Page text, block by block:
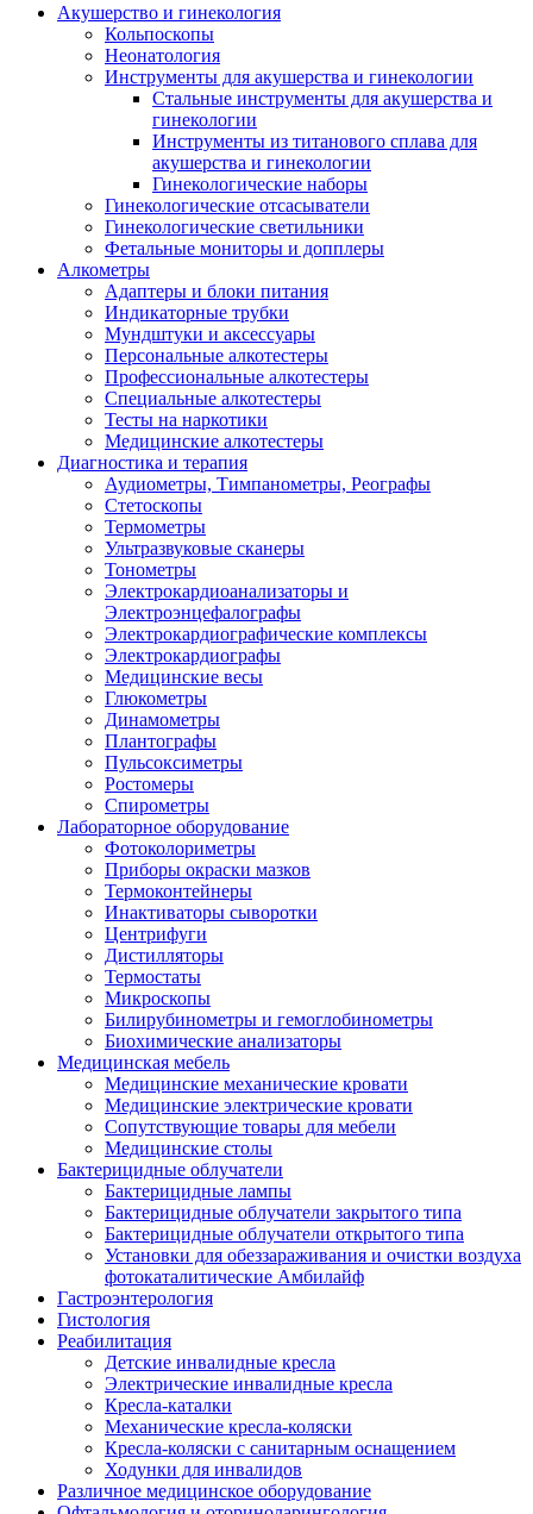
Акушерство и гинекология
Кольпоскопы
Неонатология
Инструменты для акушерства и гинекологии
Стальные инструменты для акушерства и
гинекологии
Инструменты из титанового сплава для
акушерства и гинекологии
Гинекологические наборы
Гинекологические отсасыватели
Гинекологические светильники
Фетальные мониторы и допплеры
Алкометры
Адаптеры и блоки питания
Индикаторные трубки
Мундштуки и аксессуары
Персональные алкотестеры
Профессиональные алкотестеры
Специальные алкотестеры
Тесты на наркотики
Медицинские алкотестеры
Диагностика и терапия
Аудиометры, Тимпанометры, Реографы
Стетоскопы
Термометры
Ультразвуковые сканеры
Тонометры
Электрокардиоанализаторы и
Электроэнцефалографы
Электрокардиографические комплексы
Электрокардиографы
Медицинские весы
Глюкометры
Динамометры
Плантографы
Пульсоксиметры
Ростомеры
Спирометры
Лабораторное оборудование
Фотоколориметры
Приборы окраски мазков
Термоконтейнеры
Инактиваторы сыворотки
Центрифуги
Дистилляторы
Термостаты
Микроскопы
Билирубинометры и гемоглобинометры
Биохимические анализаторы
Медицинская мебель
Медицинские механические кровати
Медицинские электрические кровати
Сопутствующие товары для мебели
Медицинские столы
Бактерицидные облучатели
Бактерицидные лампы
Бактерицидные облучатели закрытого типа
Бактерицидные облучатели открытого типа
Установки для обеззараживания и очистки воздуха
фотокаталитические Амбилайф
Гастроэнтерология
Гистология
Реабилитация
Детские инвалидные кресла
Электрические инвалидные кресла
Кресла-каталки
Механические кресла-коляски
Кресла-коляски с санитарным оснащением
Ходунки для инвалидов
Различное медицинское оборудование